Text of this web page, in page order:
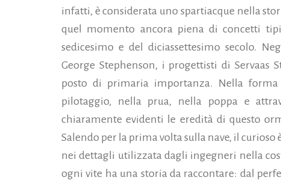
infatti, è considerata uno spartiacque nella
quel momento ancora piena di concetti
sedicesimo e del diciassettesimo secolo.
George Stephenson, i progettisti di Servaas
posto di primaria importanza. Nella
pilotaggio, nella prua, nella poppa e
chiaramente evidenti le eredità di questo
Salendo per la prima volta sulla nave, il
nei dettagli utilizzata dagli ingegneri nella
ogni vite ha una storia da raccontare: dal